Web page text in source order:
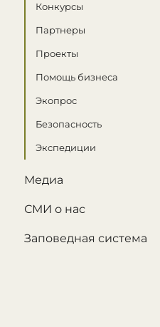
Конкурсы
Партнеры
Проекты
Помощь бизнеса
Экопрос
Безопасность
Экспедиции
Медиа
СМИ о нас
Заповедная система